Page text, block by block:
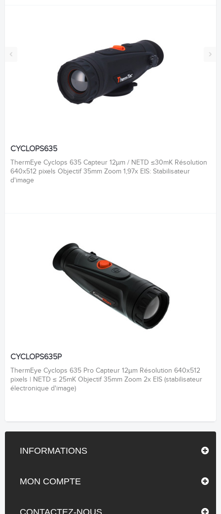
‹ ›
CYCLOPS635
ThermEye Cyclops 635 Capteur 12µm / NETD ≤30mK Résolution
640x512 pixels Objectif 35mm Zoom 1,97x EIS: Stabilisateur
d'image
CYCLOPS635P
ThermEye Cyclops 635 Pro Capteur 12µm Résolution 640x512
pixels | NETD ≤ 25mK Objectif 35mm Zoom 2x EIS (stabilisateur
électronique d'image)
INFORMATIONS
MON COMPTE
CONTACTEZ-NOUS